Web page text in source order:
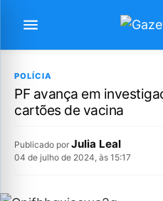
POLÍCIA
PF avança em
cartões de vacina
Publicado por Julia Leal
04 de julho de 2024, às 15:17